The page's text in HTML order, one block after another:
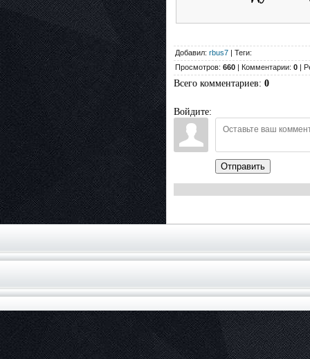
Добавил: rbus7 | Теги:
Просмотров: 660 | Комментарии: 0 |
Всего комментариев: 0
Войдите:
Отправить